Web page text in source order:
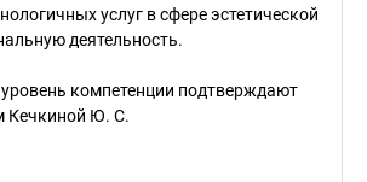
услуг в сфере эстетической
деятельность.
компетенции подтверждают
Кечкиной Ю. С.